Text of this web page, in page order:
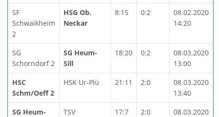
SF
Schwaikheim
2
HSG Ob.
Neckar
8:15 0:2
08.02.2020
14:20
SG
Schorndorf 2
SG Heum-
Sill
18:20 0:2
08.03.2020
13:00
HSC
Schm/Oeff 2
HSK Ur-Plü 21:11 2:0
08.03.2020
13:40
SG Heum-
TSV
17:7 2:0
08.03.2020